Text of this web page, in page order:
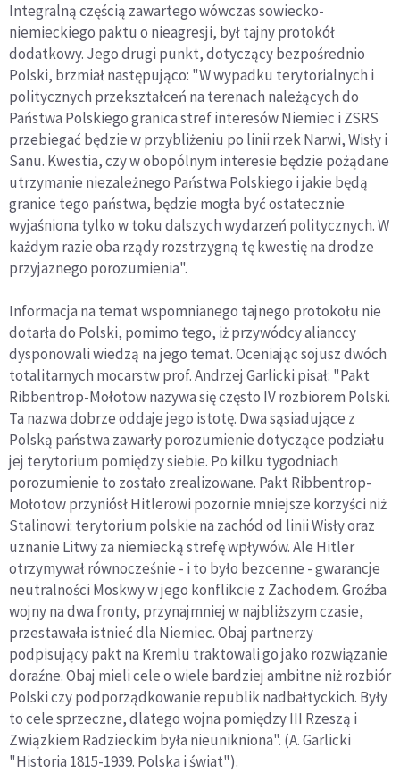
Integralną częścią zawartego wówczas sowiecko-
niemieckiego paktu o nieagresji, był tajny protokół
dodatkowy. Jego drugi punkt, dotyczący bezpośrednio
Polski, brzmiał następująco: "W wypadku terytorialnych i
politycznych przekształceń na terenach należących do
Państwa Polskiego granica stref interesów Niemiec i ZSRS
przebiegać będzie w przybliżeniu po linii rzek Narwi, Wisły i
Sanu. Kwestia, czy w obopólnym interesie będzie pożądane
utrzymanie niezależnego Państwa Polskiego i jakie będą
granice tego państwa, będzie mogła być ostatecznie
wyjaśniona tylko w toku dalszych wydarzeń politycznych. W
każdym razie oba rządy rozstrzygną tę kwestię na drodze
przyjaznego porozumienia".
Informacja na temat wspomnianego tajnego protokołu nie
dotarła do Polski, pomimo tego, iż przywódcy alianccy
dysponowali wiedzą na jego temat. Oceniając sojusz dwóch
totalitarnych mocarstw prof. Andrzej Garlicki pisał: "Pakt
Ribbentrop-Mołotow nazywa się często IV rozbiorem Polski.
Ta nazwa dobrze oddaje jego istotę. Dwa sąsiadujące z
Polską państwa zawarły porozumienie dotyczące podziału
jej terytorium pomiędzy siebie. Po kilku tygodniach
porozumienie to zostało zrealizowane. Pakt Ribbentrop-
Mołotow przyniósł Hitlerowi pozornie mniejsze korzyści niż
Stalinowi: terytorium polskie na zachód od linii Wisły oraz
uznanie Litwy za niemiecką strefę wpływów. Ale Hitler
otrzymywał równocześnie - i to było bezcenne - gwarancje
neutralności Moskwy w jego konflikcie z Zachodem. Groźba
wojny na dwa fronty, przynajmniej w najbliższym czasie,
przestawała istnieć dla Niemiec. Obaj partnerzy
podpisujący pakt na Kremlu traktowali go jako rozwiązanie
doraźne. Obaj mieli cele o wiele bardziej ambitne niż rozbiór
Polski czy podporządkowanie republik nadbałtyckich. Były
to cele sprzeczne, dlatego wojna pomiędzy III Rzeszą i
Związkiem Radzieckim była nieunikniona". (A. Garlicki
"Historia 1815-1939. Polska i świat").